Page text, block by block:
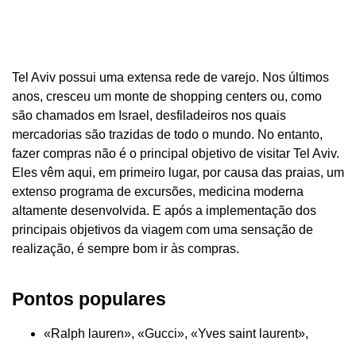
Tel Aviv possui uma extensa rede de varejo. Nos últimos
anos, cresceu um monte de shopping centers ou, como
são chamados em Israel, desfiladeiros nos quais
mercadorias são trazidas de todo o mundo. No entanto,
fazer compras não é o principal objetivo de visitar Tel Aviv.
Eles vêm aqui, em primeiro lugar, por causa das praias, um
extenso programa de excursões, medicina moderna
altamente desenvolvida. E após a implementação dos
principais objetivos da viagem com uma sensação de
realização, é sempre bom ir às compras.
Pontos populares
«Ralph lauren», «Gucci», «Yves saint laurent»,